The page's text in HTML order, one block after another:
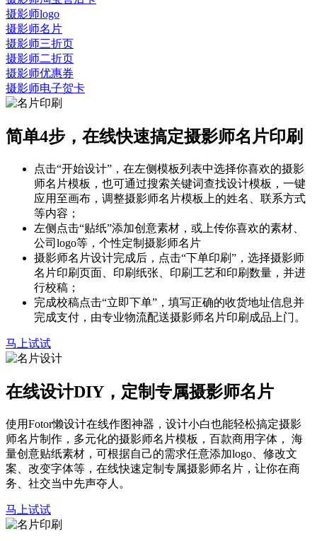
摄影师logo
摄影师名片
摄影师三折页
摄影师二折页
摄影师优惠券
摄影师电子贺卡
简单4步，在线快速搞定摄影师名片印刷
点击“开始设计”，在左侧模板列表中选择你喜欢的摄影
师名片模板，也可通过搜索关键词查找设计模板，一键
应用至画布，调整摄影师名片模板上的姓名、联系方式
等内容；
左侧点击“贴纸”添加创意素材，或上传你喜欢的素材、
公司logo等，个性定制摄影师名片
摄影师名片设计完成后，点击“下单印刷”，选择摄影师
名片印刷页面、印刷纸张、印刷工艺和印刷数量，并进
行校稿；
完成校稿点击“立即下单”，填写正确的收货地址信息并
完成支付，由专业物流配送摄影师名片印刷成品上门。
马上试试
在线设计DIY，定制专属摄影师名片
使用Fotor懒设计在线作图神器，设计小白也能轻松搞定摄影
师名片制作，多元化的摄影师名片模板，百款商用字体， 海
量创意贴纸素材，可根据自己的需求任意添加logo、修改文
案、改变字体等，在线快速定制专属摄影师名片，让你在商
务、社交当中先声夺人。
马上试试